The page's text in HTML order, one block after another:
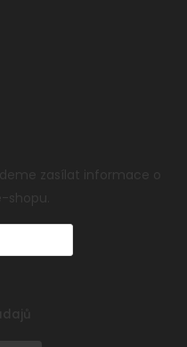
zasílat informace o